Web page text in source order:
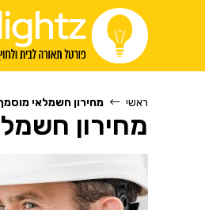
ראשי מחירון חשמלאי
מחירון